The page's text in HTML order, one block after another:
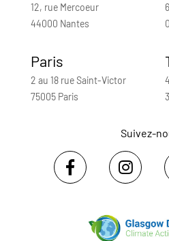
12, rue Mercoeur
44000 Nantes
Paris
2 au 18 rue Saint-Victor
75005 Paris
Suivez-